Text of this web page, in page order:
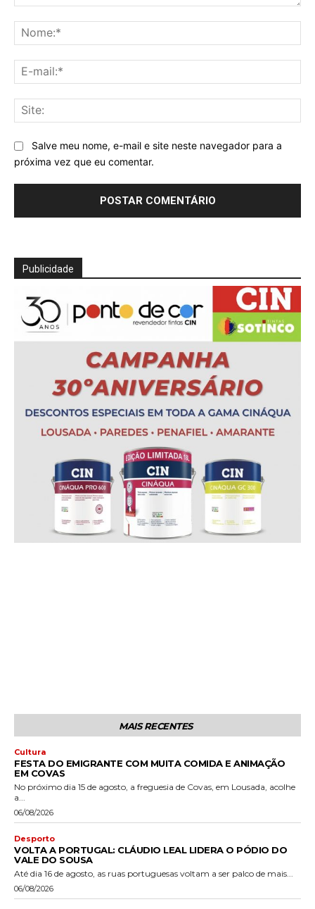
Salve meu nome, e-mail e site neste navegador para a
próxima vez que eu comentar.
Publicidade
MAIS RECENTES
Cultura
FESTA DO EMIGRANTE COM MUITA COMIDA E ANIMAÇÃO
EM COVAS
No próximo dia 15 de agosto, a freguesia de Covas, em Lousada, acolhe
a...
06/08/2026
Desporto
VOLTA A PORTUGAL: CLÁUDIO LEAL LIDERA O PÓDIO DO
VALE DO SOUSA
Até dia 16 de agosto, as ruas portuguesas voltam a ser palco de mais...
06/08/2026